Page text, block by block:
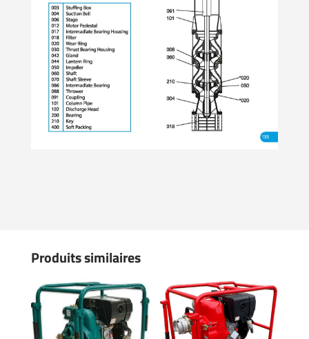
Produits similaires